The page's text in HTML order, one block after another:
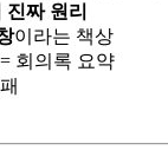
진짜 원리
이라는 책상
= 회의록 요약